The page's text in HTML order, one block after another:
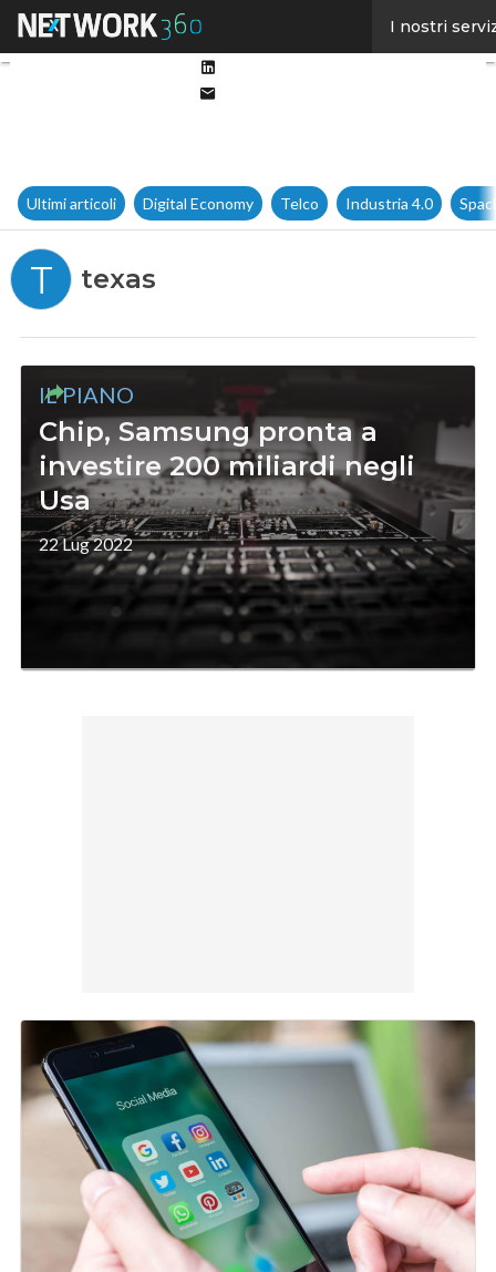
I nostri
Ultimi articoli Digital Economy Telco Industria 4.0
T texas
IL PIANO
Chip, Samsung pronta a
investire 200 miliardi negli
Usa
22 Lug 2022